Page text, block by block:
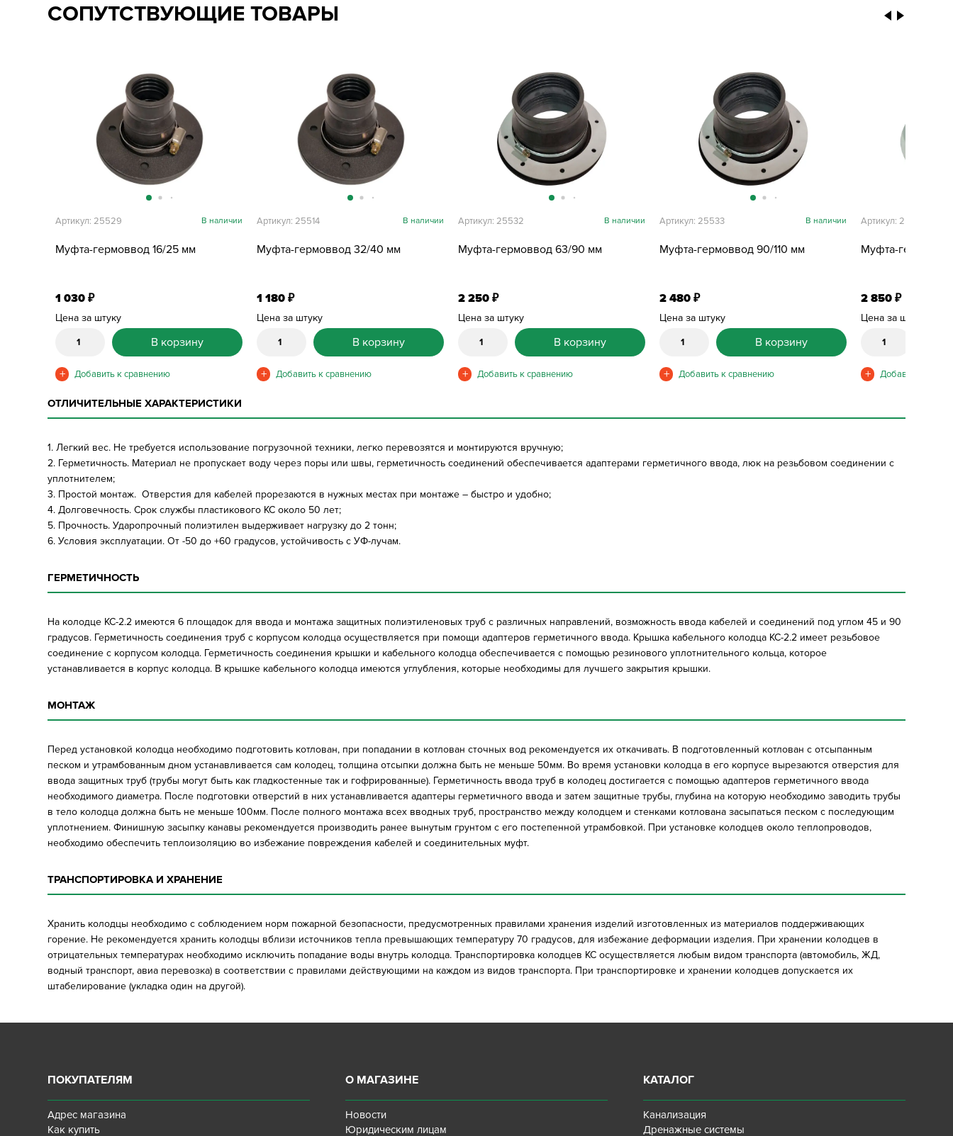
СОПУТСТВУЮЩИЕ ТОВАРЫ
Муфта-гермоввод 16/25 мм
Артикул: 25529 В наличии
1 030₽
Цена за штуку
В корзину
Муфта-гермоввод 32/40 мм
Артикул: 25514 В наличии
1 180₽
Цена за штуку
В корзину
Муфта-гермоввод 63/90 мм
Артикул: 25532 В наличии
2 250₽
Цена за штуку
В корзину
Муфта-гермоввод 90/110 мм
Артикул: 25533 В наличии
2 480₽
Цена за штуку
В корзину
Муфта-
Артикул: 25515
2 850₽
Цена за штуку
ОТЛИЧИТЕЛЬНЫЕ ХАРАКТЕРИСТИКИ
1. Легкий вес. Не требуется использование погрузочной техники, легко перевозятся и монтируются вручную;
2. Герметичность. Материал не пропускает воду через поры или швы, герметичность соединений обеспечивается адаптерами герметичного ввода, люк на резьбовом соединении с
уплотнителем;
3. Простой монтаж. Отверстия для кабелей прорезаются в нужных местах при монтаже – быстро и удобно;
4. Долговечность. Срок службы пластикового КС около 50 лет;
5. Прочность. Ударопрочный полиэтилен выдерживает нагрузку до 2 тонн;
6. Условия эксплуатации. От -50 до +60 градусов, устойчивость с УФ-лучам.
ГЕРМЕТИЧНОСТЬ
На колодце КС-2.2 имеются 6 площадок для ввода и монтажа защитных полиэтиленовых труб с различных направлений, возможность ввода кабелей и соединений под углом 45 и 90
градусов. Герметичность соединения труб с корпусом колодца осуществляется при помощи адаптеров герметичного ввода. Крышка кабельного колодца КС-2.2 имеет резьбовое
соединение с корпусом колодца. Герметичность соединения крышки и кабельного колодца обеспечивается с помощью резинового уплотнительного кольца, которое
устанавливается в корпус колодца. В крышке кабельного колодца имеются углубления, которые необходимы для лучшего закрытия крышки.
МОНТАЖ
Перед установкой колодца необходимо подготовить котлован, при попадании в котлован сточных вод рекомендуется их откачивать. В подготовленный котлован с отсыпанным
песком и утрамбованным дном устанавливается сам колодец, толщина отсыпки должна быть не меньше 50мм. Во время установки колодца в его корпусе вырезаются отверстия для
ввода защитных труб (трубы могут быть как гладкостенные так и гофрированные). Герметичность ввода труб в колодец достигается с помощью адаптеров герметичного ввода
необходимого диаметра. После подготовки отверстий в них устанавливается адаптеры герметичного ввода и затем защитные трубы, глубина на которую необходимо заводить трубы
в тело колодца должна быть не меньше 100мм. После полного монтажа всех вводных труб, пространство между колодцем и стенками котлована засыпаться песком с последующим
уплотнением. Финишную засыпку канавы рекомендуется производить ранее вынутым грунтом с его постепенной утрамбовкой. При установке колодцев около теплопроводов,
необходимо обеспечить теплоизоляцию во избежание повреждения кабелей и соединительных муфт.
ТРАНСПОРТИРОВКА И ХРАНЕНИЕ
Хранить колодцы необходимо с соблюдением норм пожарной безопасности, предусмотренных правилами хранения изделий изготовленных из материалов поддерживающих
горение. Не рекомендуется хранить колодцы вблизи источников тепла превышающих температуру 70 градусов, для избежание деформации изделия. При хранении колодцев в
отрицательных температурах необходимо исключить попадание воды внутрь колодца. Транспортировка колодцев КС осуществляется любым видом транспорта (автомобиль, ЖД,
водный транспорт, авиа перевозка) в соответствии с правилами действующими на каждом из видов транспорта. При транспортировке и хранении колодцев допускается их
штабелирование (укладка один на другой).
ПОКУПАТЕЛЯМ
Адрес магазина
Как купить
О МАГАЗИНЕ
Новости
Юридическим лицам
КАТАЛОГ
Канализация
Дренажные системы